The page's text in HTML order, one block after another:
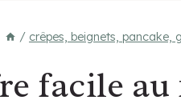
/ crêpes, beignets, pancake,
facile